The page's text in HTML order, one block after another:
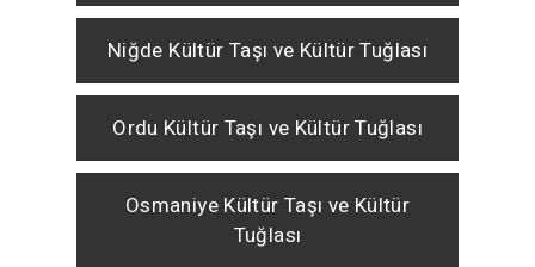
Niğde Kültür Taşı ve Kültür Tuğlası
Ordu Kültür Taşı ve Kültür Tuğlası
Osmaniye Kültür Taşı ve Kültür
Tuğlası